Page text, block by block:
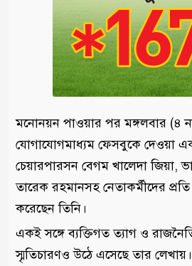
মনোনয়ন পাওয়ার পর মঙ্গলবার (৪
যোগাযোগমাধ্যম ফেসবুকে দেওয়া
চেয়ারপারসন বেগম খালেদা জিয়া,
তারেক রহমানসহ নেতাকর্মীদের
করেছেন তিনি।
একই সঙ্গে ব্যক্তিগত ত্যাগ ও
স্মৃতিচারণও উঠে এসেছে তার লেখায়।